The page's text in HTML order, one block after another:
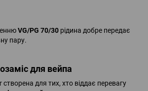
VG/PG 70/30 рідина добре передає
пару.
для вейпа
створена для тих, хто віддає перевагу